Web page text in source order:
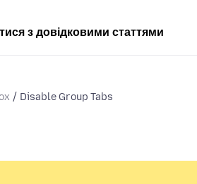
з довідковими статтями
Disable Group Tabs